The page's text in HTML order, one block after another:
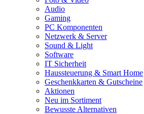
Audio
Gaming
PC Komponenten
Netzwerk & Server
Sound & Light
Software
IT Sicherheit
Haussteuerung & Smart Home
Geschenkkarten & Gutscheine
Aktionen
Neu im Sortiment
Bewusste Alternativen